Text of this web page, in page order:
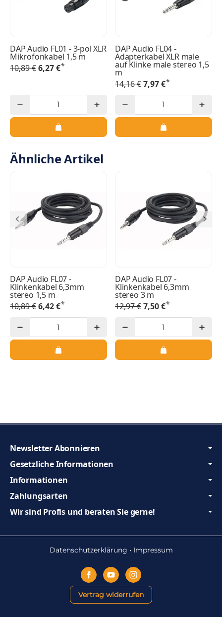
DAP Audio FL01 - 3-pol XLR
Mikrofonkabel 1,5 m
10,89 €6,27 €*
DAP Audio FL04 -
Adapterkabel XLR male
auf Klinke male stereo 1,5
m
14,16 €7,97 €*
Ähnliche Artikel
DAP Audio FL07 -
Klinkenkabel 6,3mm
stereo 1,5 m
10,89 €6,42 €*
DAP Audio FL07 -
Klinkenkabel 6,3mm
stereo 3 m
12,97 €7,50 €*
Gesetzliche Informationen
Informationen
Zahlungsarten
Wir sind Profis und beraten Sie gerne!
Newsletter Abonnieren
Datenschutzerklärung • Impressum
Vertrag widerrufen